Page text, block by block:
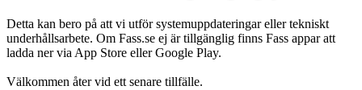
Detta kan bero på att vi utför systemuppdateringar eller tekniskt
underhållsarbete. Om Fass.se ej är tillgänglig finns Fass appar att
ladda ner via App Store eller Google Play.
Välkommen åter vid ett senare tillfälle.